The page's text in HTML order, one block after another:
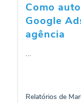
Como
Google
agência
...
Relatórios de